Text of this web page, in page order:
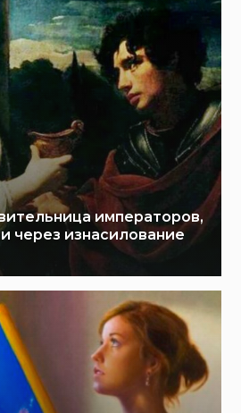
императоров,
через изнасилование